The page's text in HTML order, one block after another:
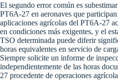
El segundo error común es
PT6A-27 en aeronaves que
aplicaciones agrícolas del PT6A-27
en condiciones más exigentes, y el
TSO determinada puede diferir
horas equivalentes en servicio de
Siempre solicite un informe de
independientemente de las horas
27 procedente de operaciones